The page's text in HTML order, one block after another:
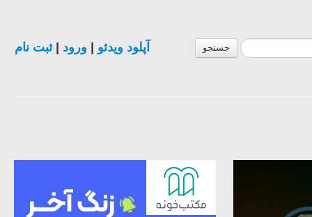
جستجو آپلود ویدئو ورود |ثبت نام